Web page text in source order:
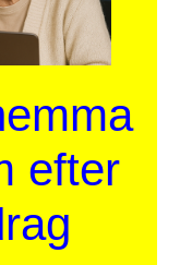
efter